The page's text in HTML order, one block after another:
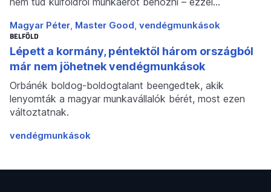
Magyar Péter Master Good vendégmunkások
BELFÖLD
Lépett a kormány, péntektől három országból
már nem jöhetnek vendégmunkások
Orbánék boldog-boldogtalant beengedtek, akik
lenyomták a magyar munkavállalók bérét, most ezen
változtatnak.
vendégmunkások